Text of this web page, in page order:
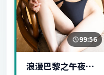
99:56
浪漫巴黎之午夜惊